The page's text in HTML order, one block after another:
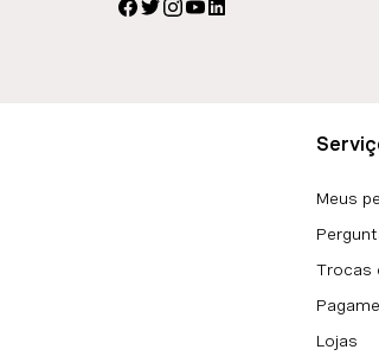
Meus
Trocas
Lojas